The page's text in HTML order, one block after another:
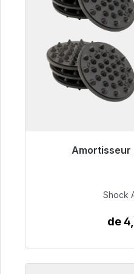
Amortisseur
Shock
de